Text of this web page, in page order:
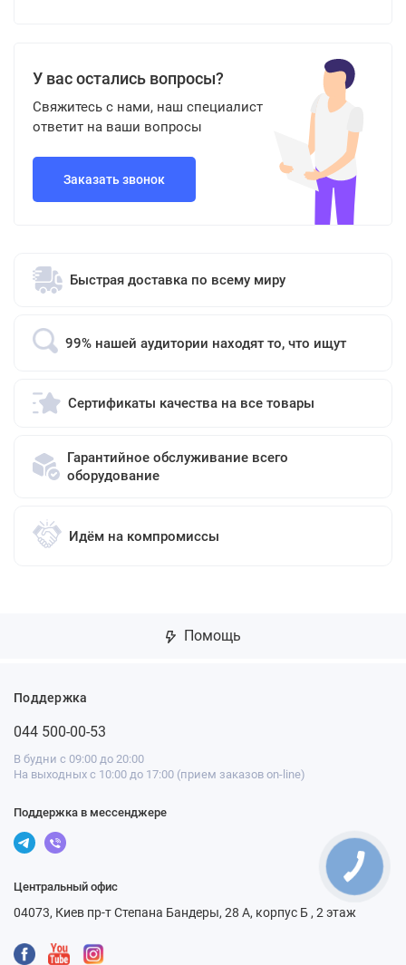
У вас остались вопросы?
Свяжитесь с нами, наш специалист
ответит на ваши вопросы
Заказать звонок
Быстрая доставка по всему миру
99% нашей аудитории находят то, что ищут
Сертификаты качества на все товары
Гарантийное обслуживание всего
оборудование
Идём на компромиссы
Помощь
Поддержка
044 500-00-53
В будни с 09:00 до 20:00
На выходных с 10:00 до 17:00 (прием заказов on-line)
Поддержка в мессенджере
Центральный офис
04073, Киев пр-т Степана Бандеры, 28 А, корпус Б , 2 этаж